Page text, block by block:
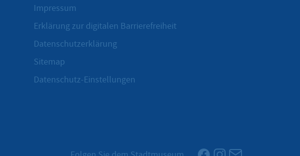
Impressum
Erklärung zur digitalen Barrierefreiheit
Datenschutzerklärung
Sitemap
Datenschutz-Einstellungen
FacebookInstagram